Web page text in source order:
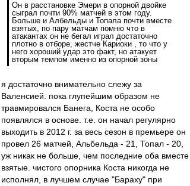
Он в расстановке Эмери в опорной двойке
сыграл почти 90% матчей в этом году.
Больше и Албельды и Топала почти вместе
взятых, по пару матчам помню что в
атакантах он не бегал играл достаточно
плотно в отборе, жестче Кариоки , то что у
него хороший удар это факт, но атакует
вторым темпом именно из опорной зоны
я достаточно внимательно слежу за
Валенсией. пока глупейшим образом не
травмировался Банега, Коста не особо
появлялся в основе. т.е. он начал регулярно
выходить в 2012 г. за весь сезон в премьере он
провел 26 матчей, Альбельда - 21, Топал - 20,
уж никак не больше, чем последние оба вместе
взятые. чистого опорника Коста никогда не
исполнял, в лучшем случае "Бараху" при